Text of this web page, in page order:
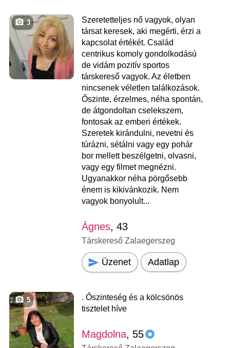
3
Szeretetteljes nő vagyok, olyan
társat keresek, aki megérti, érzi a
kapcsolat értékét. Család
centrikus komoly gondolkodású
de vidám pozitív sportos
társkereső vagyok. Az életben
nincsenek véletlen találkozások.
Őszinte, érzelmes, néha spontán,
de átgondoltan cselekszem,
fontosak az emberi értékek.
Szeretek kirándulni, nevetni és
túrázni, sétálni vagy egy pohár
bor mellett beszélgetni, olvasni,
vagy egy filmet megnézni.
Ugyanakkor néha pörgősebb
énem is kikivánkozik. Nem
vagyok bonyolult...
Ágnes, 43
Társkereső Zalaegerszeg
Üzenet Adatlap
5
. Őszinteség és a kölcsönös
tisztelet híve
Magdolna, 55